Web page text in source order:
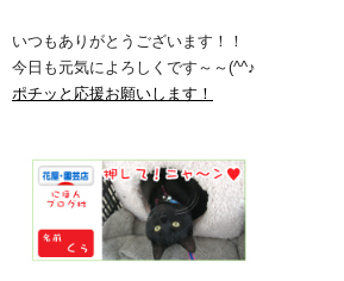
いつもありがとうございます！！
今日も元気によろしくです～～(^^♪
ポチッと応援お願いします！